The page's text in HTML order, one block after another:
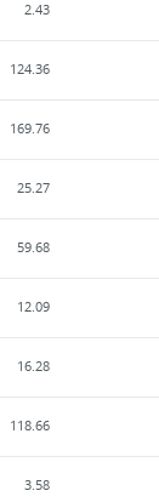
2.43
124.36
169.76
25.27
59.68
12.09
16.28
118.66
3.58